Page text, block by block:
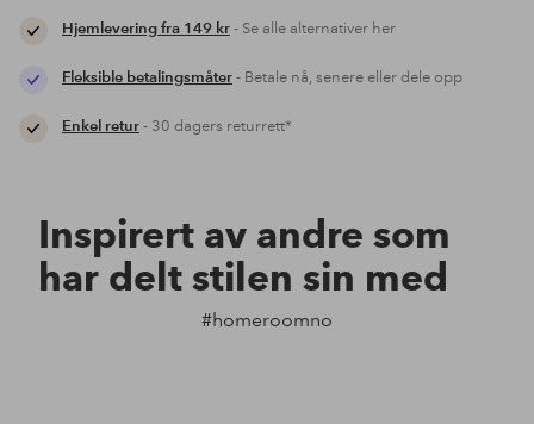
Hjemlevering fra 149 kr- Se alle alternativer her
Fleksible betalingsmåter- Betale nå, senere eller dele opp
Enkel retur- 30 dagers returrett*
Inspirert av andre som
har delt stilen sin med
#homeroomno